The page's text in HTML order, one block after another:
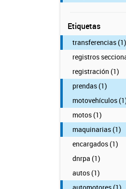
Etiquetas
transferencias (1)
registros
registración (1)
prendas (1)
motovehículos
motos (1)
maquinarias (1)
encargados (1)
dnrpa (1)
autos (1)